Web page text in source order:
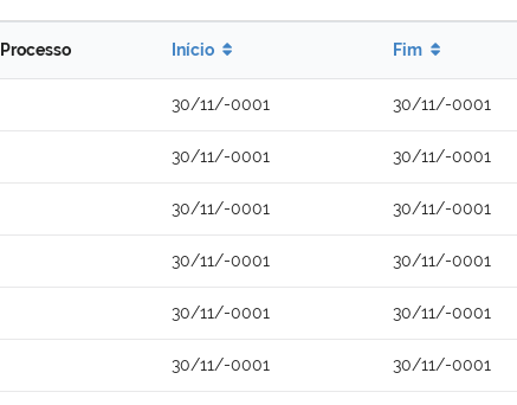
Processo Início Fim
30/11/-0001 30/11/-0001
30/11/-0001 30/11/-0001
30/11/-0001 30/11/-0001
30/11/-0001 30/11/-0001
30/11/-0001 30/11/-0001
30/11/-0001 30/11/-0001